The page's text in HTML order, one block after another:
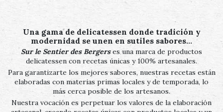
Una gama de delicatessen donde tradición y
modernidad se unen en sutiles sabores…
Sur le Sentier des Bergerses una marca de productos
delicatessen con recetas únicas y 100% artesanales.
Para garantizarte los mejores sabores, nuestras recetas están
elaboradas con materias primas locales y de temporada, lo
más cerca posible de los artesanos.
Nuestra vocación es perpetuar los valores de la elaboración